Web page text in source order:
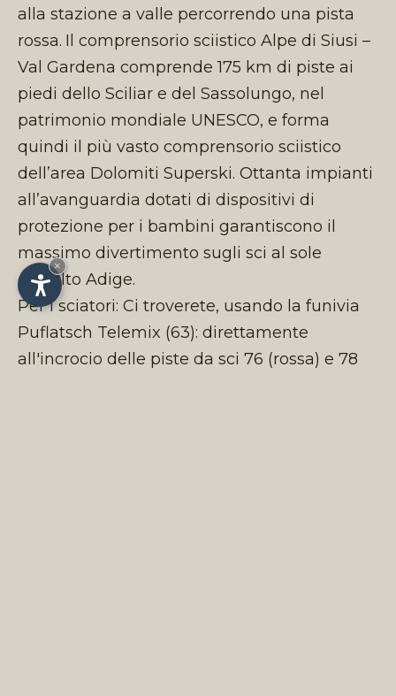
alla stazione a valle percorrendo una pista
rossa. Il comprensorio sciistico Alpe di Siusi –
Val Gardena comprende 175 km di piste ai
piedi dello Sciliar e del Sassolungo, nel
patrimonio mondiale UNESCO, e forma
quindi il più vasto comprensorio sciistico
dell’area Dolomiti Superski. Ottanta impianti
all’avanguardia dotati di dispositivi di
protezione per i bambini garantiscono il
massimo divertimento sugli sci al sole
dell’Alto Adige.
Per i sciatori: Ci troverete, usando la funivia
Puflatsch Telemix (63): direttamente
all'incrocio delle piste da sci 76 (rossa) e 78
×